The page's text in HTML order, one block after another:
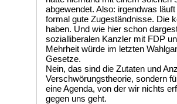
abgewendet. Also: irgendwas
formal gute Zugeständnisse. Die
haben. Und wie hier schon
sozialliberalen Kanzler mit FDP
Mehrheit würde im letzten
Gesetze.
Nein, das sind die Zutaten und
Verschwörungstheorie, sondern
eine Agenda, von der wir nichts
gegen uns geht.